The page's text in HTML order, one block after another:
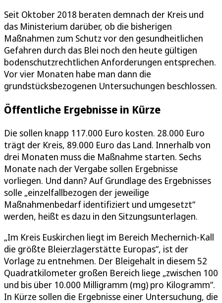
Seit Oktober 2018 beraten demnach der Kreis und
das Ministerium darüber, ob die bisherigen
Maßnahmen zum Schutz vor den gesundheitlichen
Gefahren durch das Blei noch den heute gültigen
bodenschutzrechtlichen Anforderungen entsprechen.
Vor vier Monaten habe man dann die
grundstücksbezogenen Untersuchungen beschlossen.
Öffentliche Ergebnisse in Kürze
Die sollen knapp 117.000 Euro kosten. 28.000 Euro
trägt der Kreis, 89.000 Euro das Land. Innerhalb von
drei Monaten muss die Maßnahme starten. Sechs
Monate nach der Vergabe sollen Ergebnisse
vorliegen. Und dann? Auf Grundlage des Ergebnisses
solle „einzelfallbezogen der jeweilige
Maßnahmenbedarf identifiziert und umgesetzt“
werden, heißt es dazu in den Sitzungsunterlagen.
„Im Kreis Euskirchen liegt im Bereich Mechernich-Kall
die größte Bleierzlagerstätte Europas“, ist der
Vorlage zu entnehmen. Der Bleigehalt in diesem 52
Quadratkilometer großen Bereich liege „zwischen 100
und bis über 10.000 Milligramm (mg) pro Kilogramm“.
In Kürze sollen die Ergebnisse einer Untersuchung, die